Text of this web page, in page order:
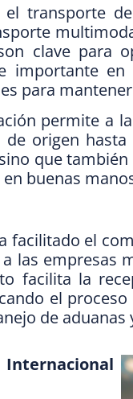
transporte
clave para
importante
para
permite a
origen
que
buenas
facilitado el
las empresas
facilita la
el
de